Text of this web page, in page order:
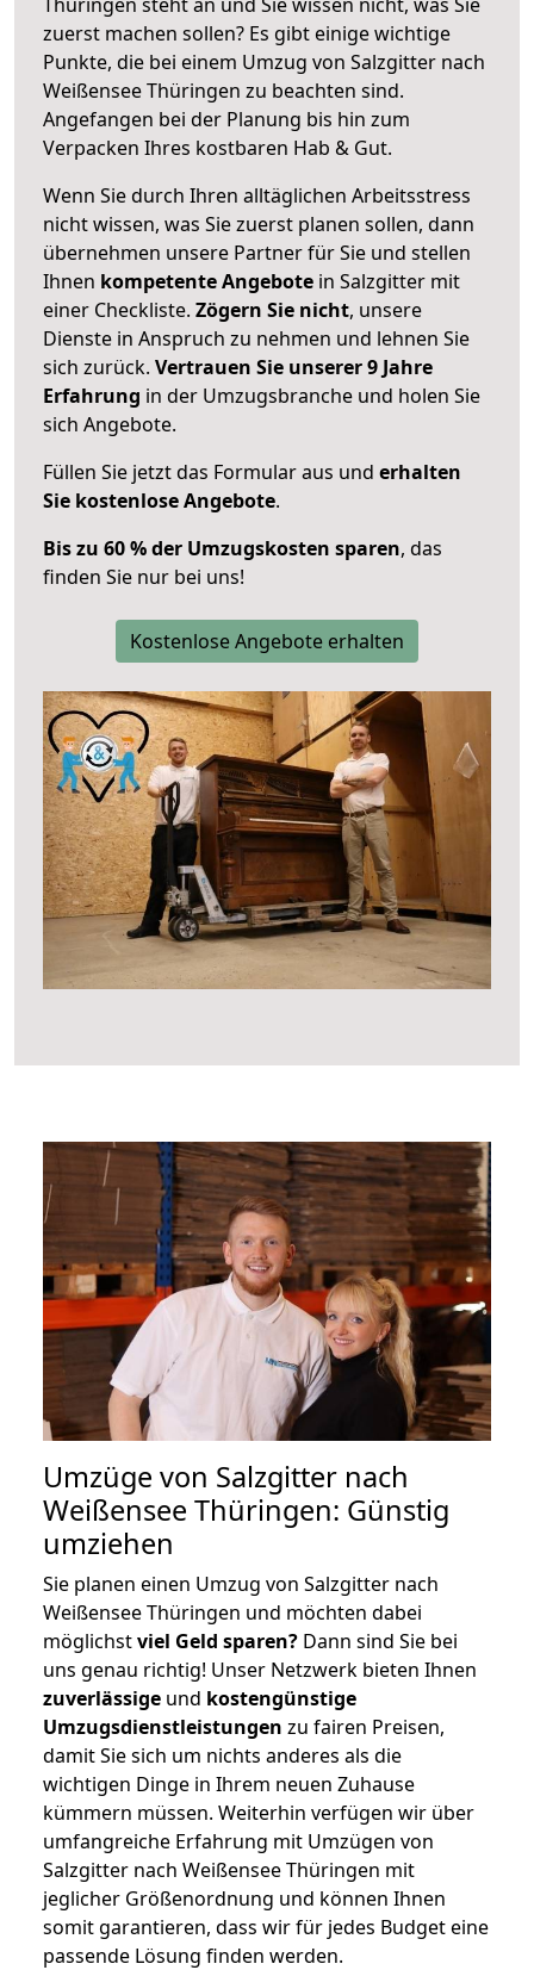
zuerst machen sollen? Es gibt einige wichtige
Punkte, die bei einem Umzug von Salzgitter nach
Weißensee Thüringen zu beachten sind.
Angefangen bei der Planung bis hin zum
Verpacken Ihres kostbaren Hab & Gut.
Wenn Sie durch Ihren alltäglichen Arbeitsstress
nicht wissen, was Sie zuerst planen sollen, dann
übernehmen unsere Partner für Sie und stellen
Ihnen kompetente Angebote in Salzgitter mit
einer Checkliste. Zögern Sie nicht, unsere
Dienste in Anspruch zu nehmen und lehnen Sie
sich zurück. Vertrauen Sie unserer 9 Jahre
Erfahrung in der Umzugsbranche und holen Sie
sich Angebote.
Füllen Sie jetzt das Formular aus und erhalten
Sie kostenlose Angebote.
Bis zu 60 % der Umzugskosten sparen, das
finden Sie nur bei uns!
Kostenlose Angebote erhalten
Umzüge von Salzgitter nach
Weißensee Thüringen: Günstig
umziehen
Sie planen einen Umzug von Salzgitter nach
Weißensee Thüringen und möchten dabei
möglichstviel Geld sparen? Dann sind Sie bei
uns genau richtig! Unser Netzwerk bieten Ihnen
zuverlässige und kostengünstige
Umzugsdienstleistungen zu fairen Preisen,
damit Sie sich um nichts anderes als die
wichtigen Dinge in Ihrem neuen Zuhause
kümmern müssen. Weiterhin verfügen wir über
umfangreiche Erfahrung mit Umzügen von
Salzgitter nach Weißensee Thüringen mit
jeglicher Größenordnung und können Ihnen
somit garantieren, dass wir für jedes Budget eine
passende Lösung finden werden.